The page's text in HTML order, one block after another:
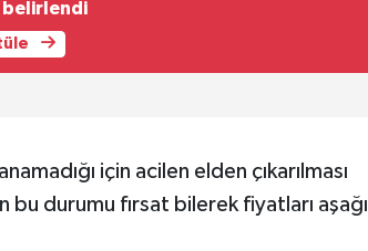
belirlendi
için acilen elden çıkarılması
durumu fırsat bilerek fiyatları aşağı